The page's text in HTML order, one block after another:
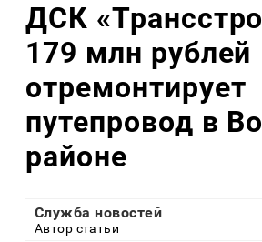
ДСК
179 млн рублей
отремонтирует
путепровод в
районе
Служба новостей
Автор статьи